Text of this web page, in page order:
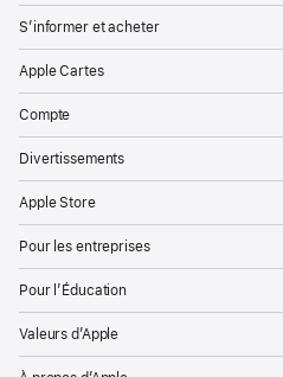
S’informer et acheter
Apple Cartes
Compte
Divertissements
Apple Store
Pour les entreprises
Pour l’Éducation
Valeurs d’Apple